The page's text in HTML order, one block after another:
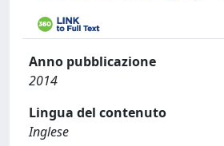
Anno pubblicazione
2014
Lingua del contenuto
Inglese